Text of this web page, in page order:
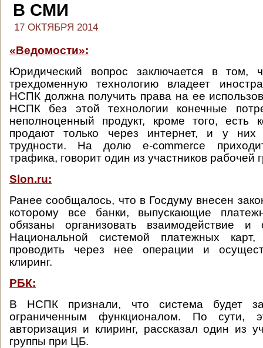
В СМИ
17 ОКТЯБРЯ 2014
«Ведомости»:
Юридический вопрос заключается в том,
трехдоменную технологию владеет
НСПК должна получить права на ее
НСПК без этой технологии конечные
неполноценный продукт, кроме того, есть
продают только через интернет, и у них
трудности. На долю e-commerce
трафика, говорит один из участников рабочей
Slon.ru:
Ранее сообщалось, что в Госдуму внесен
которому все банки, выпускающие
обязаны организовать взаимодействие и
Национальной системой платежных
проводить через нее операции и
клиринг.
РБК:
В НСПК признали, что система будет
ограниченным функционалом. По сути,
авторизация и клиринг, рассказал один из
группы при ЦБ.